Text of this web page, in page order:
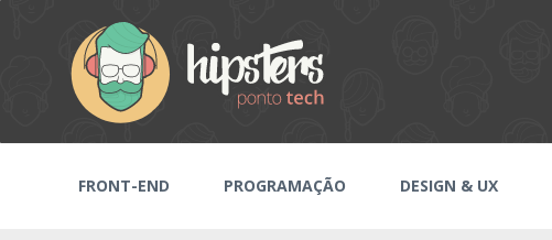
FRONT-END PROGRAMAÇÃO DESIGN & UX